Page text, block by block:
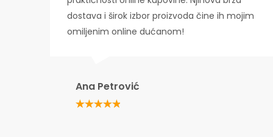
dostava i širok izbor proizvoda čine ih mojim
omiljenim online dućanom!
Ana Petrović